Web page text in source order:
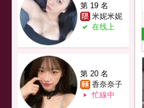
第 19 名
米妮米妮
在线上
第 20 名
香奈奈子
忙線中